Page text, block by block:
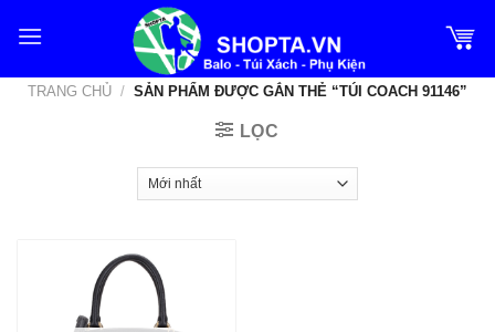
qua
dungTRANG CHỦ / SẢN PHẨM ĐƯỢC GẮN THẺ “TÚI COACH 91146”
LỌC